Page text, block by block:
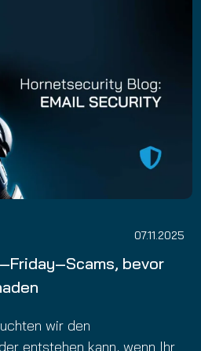
07.11.2025
bevor
wir den
entstehen kann, wenn Ihr